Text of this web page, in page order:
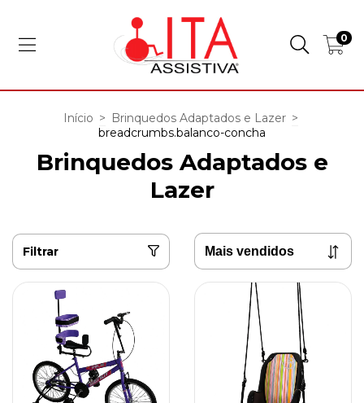
0
Início > Brinquedos Adaptados e Lazer >
breadcrumbs.balanco-concha
Brinquedos Adaptados e
Lazer
Filtrar